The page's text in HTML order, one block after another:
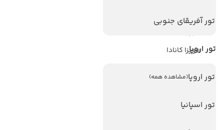
تور آفریقای جنوبی
تور اروپا
تور اروپا(مشاهده همه)
تور اسپانیا
لینک های مفید
ویزا کانادا
مجله گردشگری